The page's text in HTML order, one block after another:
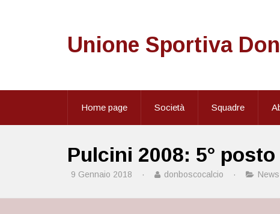
Unione Sportiva
Home page Società Squadre
Pulcini 2008: 5°
9 Gennaio 2018 · donboscocalcio · News